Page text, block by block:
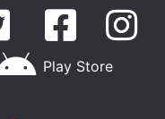
Play Store